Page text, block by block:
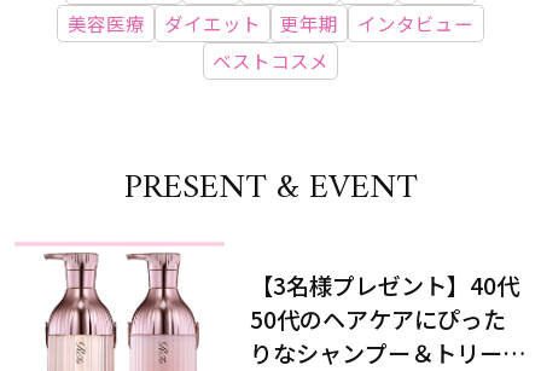
美容医療
ダイエット 更年期
インタビュー
ベストコスメ
PRESENT & EVENT
【3名様プレゼント】40代
50代のヘアケアにぴった
りなシャンプー＆トリート